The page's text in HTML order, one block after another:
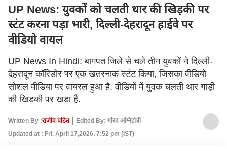
UP News: युवकों को चलती थार की खिड़की पर
स्टंट करना पड़ा भारी, दिल्ली-देहरादून हाईवे पर
वीडियो वायल
UP News In Hindi: बागपत जिले से चले तीन युवकों ने दिल्ली-
देहरादून कॉरिडोर पर एक खतरनाक स्टंट किया, जिसका वीडियो
सोशल मीडिया पर वायरल हुआ है. वीडियों में युवक चलती थार गाड़ी
की खिड़की पर खड़ा है.
Written By :राजीव पंडित
Edited By: गौरव अग्निहोत्री
Updated at : Fri, April 17,2026, 7:52 pm (IST)